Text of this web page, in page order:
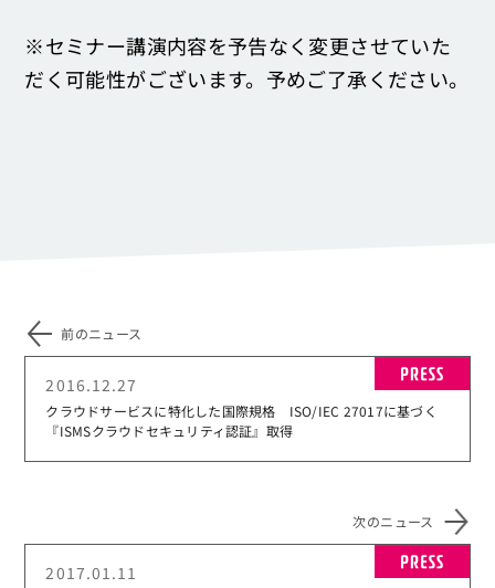
※セミナー講演内容を予告なく変更させていた
だく可能性がございます。予めご了承ください。
前のニュース
2016.12.27
クラウドサービスに特化した国際規格 ISO/IEC 27017に基づく
『ISMSクラウドセキュリティ認証』取得
次のニュース
2017.01.11